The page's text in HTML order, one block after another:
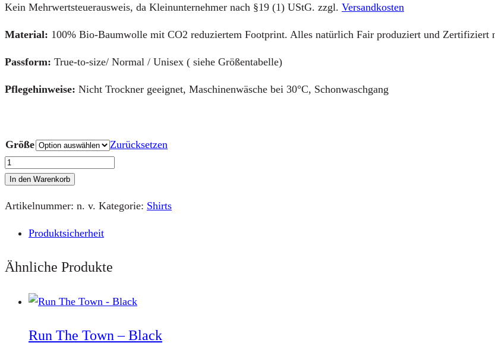
Kein Mehrwertsteuerausweis, da Kleinunternehmer nach §19 (1) UStG. zzgl. Versandkosten
Material: 100% Bio-Baumwolle mit CO2 reduziertem Footprint. Alles natürlich Fair produziert und Zertifiziert
Passform: True-to-size/ Normal / Unisex ( siehe Größentabelle)
Pflegehinweise: Nicht Trockner geeignet, Maschinenwäsche bei 30°C, Schonwaschgang
Größe
Zurücksetzen
Eau
de
–
Black
In den Warenkorb
Artikelnummer: n. v. Kategorie: Shirts
Produktsicherheit
Ähnliche Produkte
Run The Town – Black